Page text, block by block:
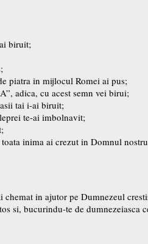
biruit;
piatra in mijlocul Romei ai pus;
adica, cu acest semn vei birui;
tai i-ai biruit;
te-ai imbolnavit;
inima ai crezut in Domnul
in ajutor pe Dumnezeul
si, bucurindu-te de